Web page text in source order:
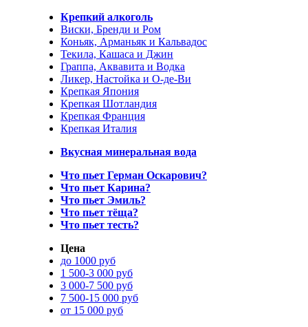
Крепкий алкоголь
Виски, Бренди и Ром
Коньяк, Арманьяк и Кальвадос
Текила, Кашаса и Джин
Граппа, Аквавита и Водка
Ликер, Настойка и О-де-Ви
Крепкая Япония
Крепкая Шотландия
Крепкая Франция
Крепкая Италия
Вкусная минеральная вода
Что пьет Герман Оскарович?
Что пьет Карина?
Что пьет Эмиль?
Что пьет тёща?
Что пьет тесть?
Цена
до 1000 руб
1 500-3 000 руб
3 000-7 500 руб
7 500-15 000 руб
от 15 000 руб